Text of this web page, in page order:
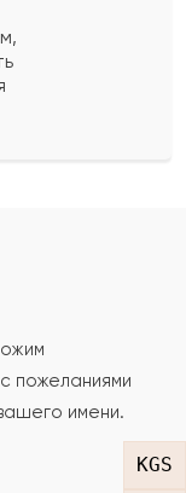
KGS
с пожеланиями
имени.